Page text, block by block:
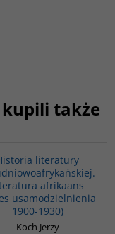
także
literatury
afrikaans
usamodzielnienia
1900-1930)
Koch Jerzy